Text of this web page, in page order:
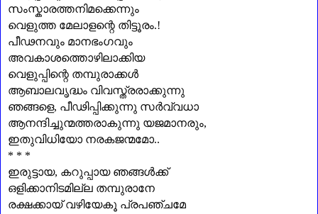
സംസ്കാരത്തനിമക്കെന്നും
വെളുത്ത മേലാളന്റെ തിട്ടൂരം.!
പീഢനവും മാനഭംഗവും
അവകാശത്തൊഴിലാക്കിയ
വെളുപ്പിന്റെ തമ്പുരാക്കൾ
ആബാലവൃദ്ധം വിവസ്ത്രരാക്കുന്നു
ഞങ്ങളെ, പീഢിപ്പിക്കുന്നു സർവ്വധാ
ആനന്ദിച്ചുന്മത്തരാകുന്നു യജമാനരും,
ഇതുവിധിയോ നരകജന്മമോ..
* * *
ഇരുട്ടായ, കറുപ്പായ ഞങ്ങൾക്ക്
ഒളിക്കാനിടമില്ല തമ്പുരാനേ
രക്ഷക്കായ് വഴിയേകൂ പ്രപഞ്ചമേ